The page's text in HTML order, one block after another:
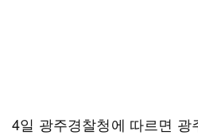
4일 광주경찰청에 따르면 광